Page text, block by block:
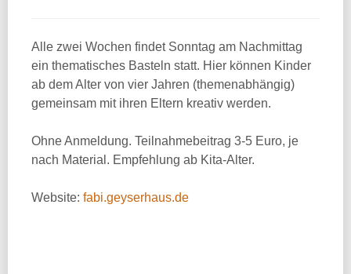
Alle zwei Wochen findet Sonntag am Nachmittag
ein thematisches Basteln statt. Hier können Kinder
ab dem Alter von vier Jahren (themenabhängig)
gemeinsam mit ihren Eltern kreativ werden.
Ohne Anmeldung. Teilnahmebeitrag 3-5 Euro, je
nach Material. Empfehlung ab Kita-Alter.
Website: fabi.geyserhaus.de